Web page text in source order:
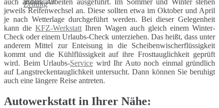
jeweils Reifenwechsel an. Diese sollten etwa im Oktober und April
je nach Wetterlage durchgeführt werden. Bei dieser Gelegenheit
kann dieKFZ-Werkstatt Ihren Wagen auch gleich einem Winter-
Check oder einem Urlaubs-Check unterziehen. Das heißt, dass unter
anderem Mittel zur Enteisung in die Scheibenwischerflüssigkeit
kommt und die Kühlflüssigkeit auf ihre Frosttauglichkeit geprüft
wird. Beim Urlaubs-Service wird Ihr Auto noch einmal gründlich
auf Langstreckentauglichkeit untersucht. Dann können Sie beruhigt
auch eine längere Reise antreten.
Autowerkstatt in Ihrer Nähe: